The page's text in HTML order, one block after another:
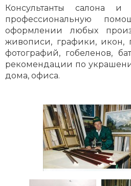
Консультанты салона и
профессиональную
оформлении любых
живописи, графики, икон,
фотографий, гобеленов,
рекомендации по
дома, офиса.